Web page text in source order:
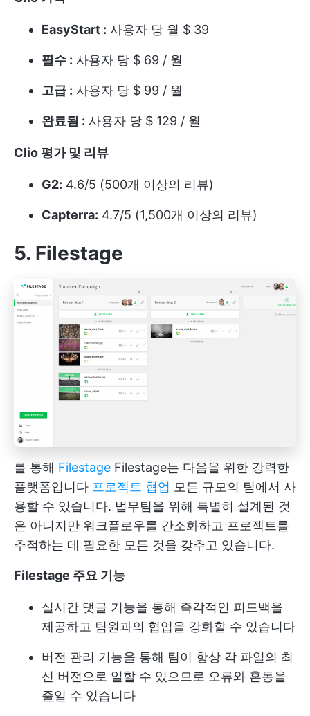
EasyStart : 사용자 당 월 $ 39
필수 : 사용자 당 $ 69 / 월
고급 : 사용자 당 $ 99 / 월
완료됨 : 사용자 당 $ 129 / 월
Clio 평가 및 리뷰
G2: 4.6/5 (500개 이상의 리뷰)
Capterra: 4.7/5 (1,500개 이상의 리뷰)
5. Filestage
를 통해 Filestage Filestage는 다음을 위한 강력한
플랫폼입니다 프로젝트 협업 모든 규모의 팀에서 사
용할 수 있습니다. 법무팀을 위해 특별히 설계된 것
은 아니지만 워크플로우를 간소화하고 프로젝트를
추적하는 데 필요한 모든 것을 갖추고 있습니다.
Filestage 주요 기능
실시간 댓글 기능을 통해 즉각적인 피드백을
제공하고 팀원과의 협업을 강화할 수 있습니다
버전 관리 기능을 통해 팀이 항상 각 파일의 최
신 버전으로 일할 수 있으므로 오류와 혼동을
줄일 수 있습니다